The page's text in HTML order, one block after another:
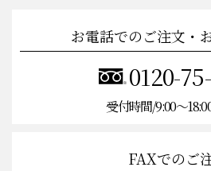
お電話でのご注文・
0120-
受付時間/9:00〜
FAXでのご